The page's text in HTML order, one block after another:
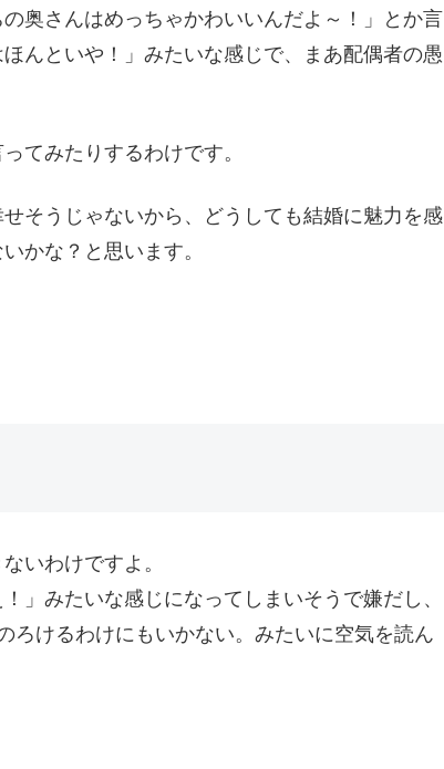
奥さんはめっちゃかわいいんだよ～！」とか言
んといや！」みたいな感じで、まあ配偶者の愚
てみたりするわけです。
そうじゃないから、どうしても結婚に魅力を感
かな？と思います。
いわけですよ。
」みたいな感じになってしまいそうで嫌だし、
ろけるわけにもいかない。みたいに空気を読ん